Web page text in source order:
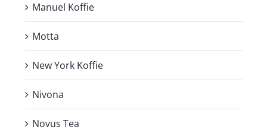
Manuel Koffie
Motta
New York Koffie
Nivona
Novus Tea